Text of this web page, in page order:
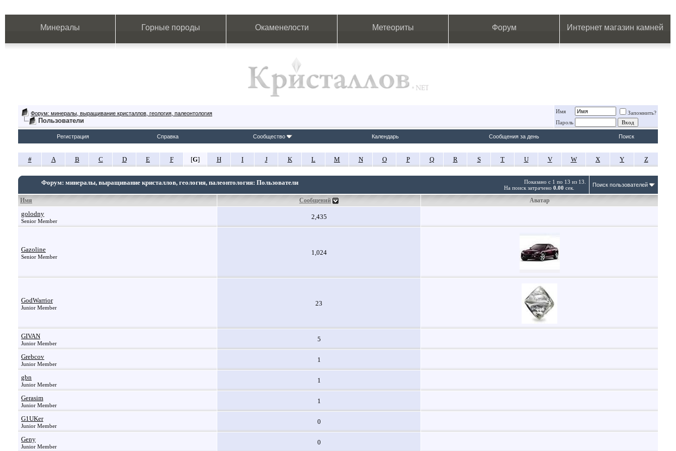
Минералы Горные породы Окаменелости Метеориты Форум Интернет магазин камней
Форум: минералы, выращивание кристаллов, геология, палеонтология
Пользователи
Имя
Запомнить?
Пароль
Регистрация Справка Сообщество Календарь Сообщения за день Поиск
# A B C D E F [G] H I J K L M N O P Q R S T U V W X Y Z
Показано с 1 по 13 из 13.
На поиск затрачено 0.00 сек.
Форум: минералы, выращивание кристаллов, геология, палеонтология: Пользователи Поиск пользователей
Имя Сообщений Аватар
golodny
Senior Member
2,435
Gazoline
Senior Member
1,024
GodWarrior
Junior Member
23
GIVAN
Junior Member
5
Grebcov
Junior Member
1
gbn
Junior Member
1
Gerasim
Junior Member
1
G1UKer
Junior Member
0
Geny
Junior Member
0